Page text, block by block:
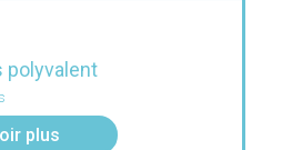
polyvalent
plus